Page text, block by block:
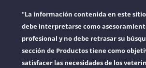
"La información contenida en este
debe interpretarse como
profesional y no debe retrasar su
sección de Productos tiene como
satisfacer las necesidades de los